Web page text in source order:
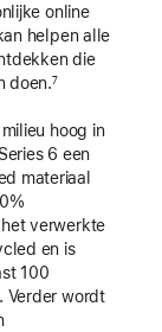
online
helpen alle
die
doen.7
hoog in
6 een
materiaal
verwerkte
en is
100
Verder wordt